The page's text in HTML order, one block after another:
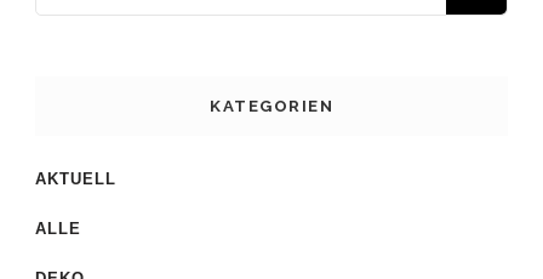
KATEGORIEN
AKTUELL
ALLE